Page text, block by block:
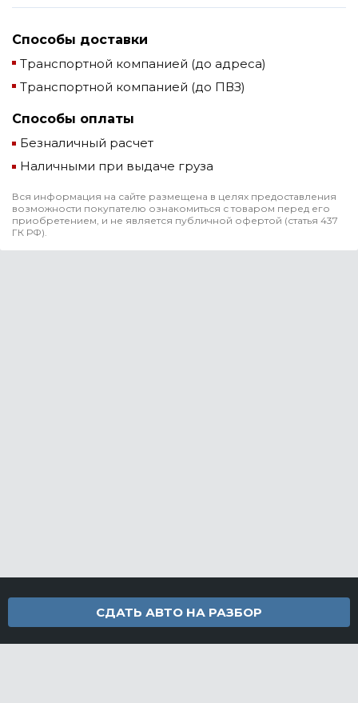
Способы доставки
Транспортной компанией (до адреса)
Транспортной компанией (до ПВЗ)
Способы оплаты
Безналичный расчет
Наличными при выдаче груза
Вся информация на сайте размещена в целях предоставления
возможности покупателю ознакомиться с товаром перед его
приобретением, и не является публичной офертой (статья 437
ГК РФ).
СДАТЬ АВТО НА РАЗБОР